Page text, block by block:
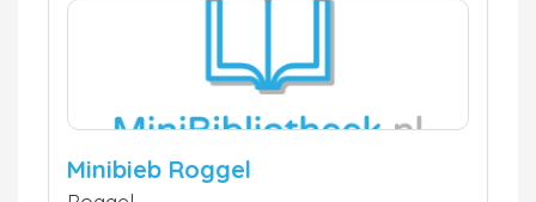
Minibieb Roggel